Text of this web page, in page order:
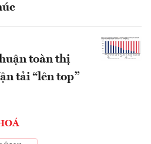
toàn thị
tải “lên top”